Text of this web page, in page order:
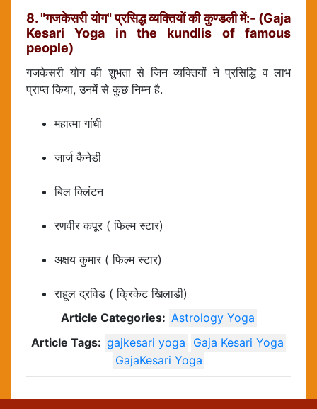
8. "गजकेसरी योग" प्रसिद्ध व्यक्तियों की कुण्डली में:- (Gaja
Kesari Yoga in the kundlis of famous
people)
गजकेसरी योग की शुभता से जिन व्यक्तियों ने प्रसिद्धि व लाभ
प्राप्त किया, उनमें से कुछ निम्न है.
महात्मा गांधी
जार्ज कैनेडी
बिल क्लिंटन
रणवीर कपूर ( फिल्म स्टार)
अक्षय कुमार ( फिल्म स्टार)
राहूल द्रविड ( क्रिकेट खिलाडी)
Article Categories: Astrology Yoga
Article Tags: gajkesari yoga
Gaja Kesari Yoga
GajaKesari Yoga